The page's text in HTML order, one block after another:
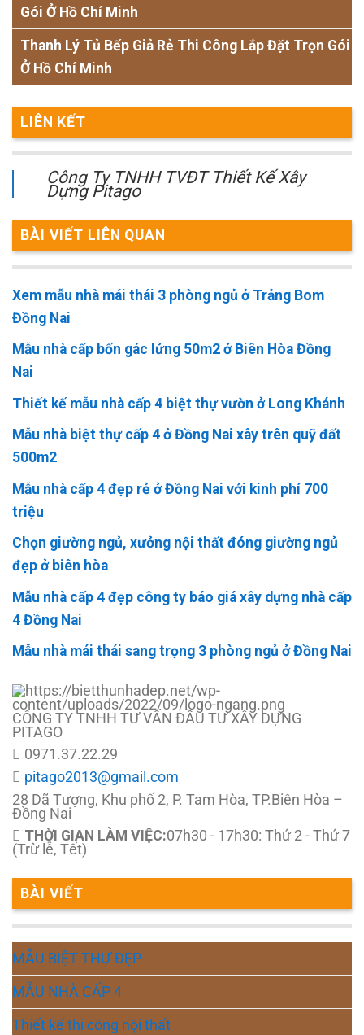
Gói Ở Hồ Chí Minh
Thanh Lý Tủ Bếp Giả Rẻ Thi Công Lắp Đặt Trọn Gói
Ở Hồ Chí Minh
LIÊN KẾT
Công Ty TNHH TVĐT Thiết Kế Xây
Dựng Pitago
BÀI VIẾT LIÊN QUAN
Xem mẫu nhà mái thái 3 phòng ngủ ở Trảng Bom
Đồng Nai
Mẫu nhà cấp bốn gác lửng 50m2 ở Biên Hòa Đồng
Nai
Thiết kế mẫu nhà cấp 4 biệt thự vườn ở Long Khánh
Mẫu nhà biệt thự cấp 4 ở Đồng Nai xây trên quỹ đất
500m2
Mẫu nhà cấp 4 đẹp rẻ ở Đồng Nai với kinh phí 700
triệu
Chọn giường ngủ, xưởng nội thất đóng giường ngủ
đẹp ở biên hòa
Mẫu nhà cấp 4 đẹp công ty báo giá xây dựng nhà cấp
4 Đồng Nai
Mẫu nhà mái thái sang trọng 3 phòng ngủ ở Đồng Nai
CÔNG TY TNHH TƯ VẤN ĐẦU TƯ XÂY DỰNG
PITAGO
0971.37.22.29
pitago2013@gmail.com
28 Dã Tượng, Khu phố 2, P. Tam Hòa, TP.Biên Hòa –
Đồng Nai
THỜI GIAN LÀM VIỆC:07h30 - 17h30: Thứ 2 - Thứ 7
(Trừ lễ, Tết)
BÀI VIẾT
MẪU BIỆT THỰ ĐẸP
MẪU NHÀ CẤP 4
Thiết kế thi công nội thất